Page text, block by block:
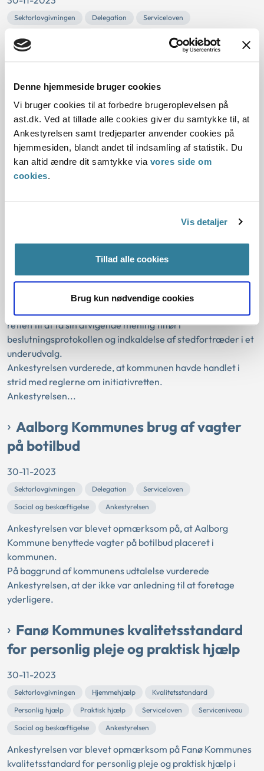
Denne hjemmeside bruger cookies
Vi bruger cookies til at forbedre brugeroplevelsen på
ast.dk. Ved at tillade alle cookies giver du samtykke til, at
Ankestyrelsen samt tredjeparter anvender cookies på
hjemmesiden, blandt andet til indsamling af statistik. Du
kan altid ændre dit samtykke via vores side om
cookies.
Vis detaljer
Tillad alle cookies
Brug kun nødvendige cookies
Sektorlovgivningen Delegation
Serviceloven
regionen.
På baggrund af regionens udtalelse vurderede
Ankestyrelsen, at der ikke var anledning til at foretage
yderligere.
En kommunes overholdelse af
forskellige bestemmelser i
kommunestyrelsesloven
Dagsorden Initiativret
Stedfortræder
Ankestyrelsen
Et medlem af byrådet i Esbjerg Kommune havde henvendt
sig til Ankestyrelsen om initiativretten, retten til at få ordet,
retten til at få sin afvigende mening tilført
beslutningsprotokollen og indkaldelse af stedfortræder i et
underudvalg.
Ankestyrelsen vurderede, at kommunen havde handlet i
strid med reglerne om initiativretten.
Ankestyrelsen...
Aalborg Kommunes brug af vagter
på botilbud
30-11-2023
Sektorlovgivningen Delegation
Serviceloven
Social og beskæftigelse
Ankestyrelsen
Ankestyrelsen var blevet opmærksom på, at Aalborg
Kommune benyttede vagter på botilbud placeret i
kommunen.
På baggrund af kommunens udtalelse vurderede
Ankestyrelsen, at der ikke var anledning til at foretage
yderligere.
Fanø Kommunes kvalitetsstandard
for personlig pleje og praktisk hjælp
30-11-2023
Sektorlovgivningen Hjemmehjælp
Kvalitetsstandard
Personlig hjælp
Praktisk hjælp Serviceloven
Serviceniveau
Social og beskæftigelse
Ankestyrelsen
Ankestyrelsen var blevet opmærksom på Fanø Kommunes
kvalitetsstandard for personlig pleje og praktisk hjælp i